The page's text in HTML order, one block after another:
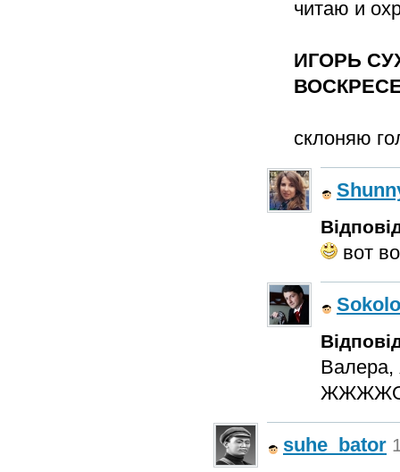
читаю и
ИГОРЬ
склоняю
вот
Валера,
suhe_bator